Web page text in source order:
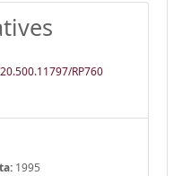
RP760
1995